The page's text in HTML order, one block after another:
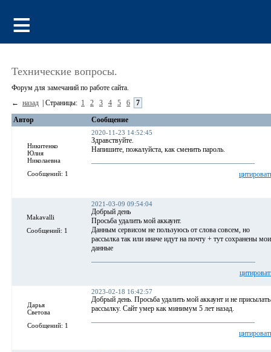
Технические вопросы.
Форум для замечаний по работе сайта.
← назад | Страницы: 1 2 3 4 5 6
7
Автор
Сообщение
Никитенко
Юлия
Николаевна
Сообщений: 1
2020-11-23 14:52:45
Здравствуйте.
Напишите, пожалуйста, как сменить пароль.
Makavalli
Сообщений: 1
2021-03-09 09:54:04
Добрый день
Просьба удалить мой аккаунт.
Данным сервисом не пользуюсь от слова совсем, но
рассылка так или иначе идут на почту + тут сохранены мои
данные
Дарья
Светова
Сообщений: 1
2023-02-18 16:42:57
Добрый день. Просьба удалить мой аккаунт и не присылать
рассылку. Сайт умер как минимум 5 лет назад.